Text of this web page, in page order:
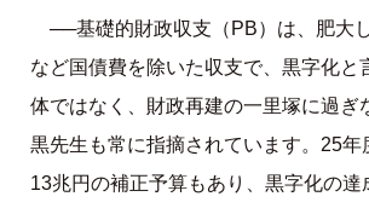
──基礎的財政収支（PB）は、肥大
など国債費を除いた収支で、黒字化と
体ではなく、財政再建の一里塚に過ぎ
黒先生も常に指摘されています。25年
13兆円の補正予算もあり、黒字化の達